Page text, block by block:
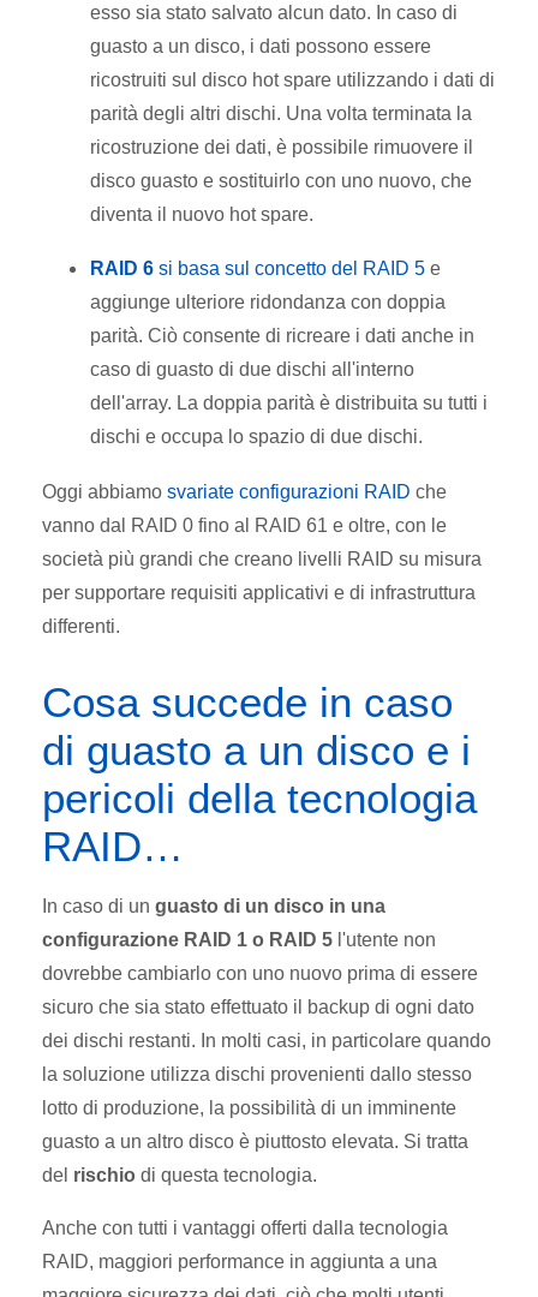
esso sia stato salvato alcun dato. In caso di
guasto a un disco, i dati possono essere
ricostruiti sul disco hot spare utilizzando i dati di
parità degli altri dischi. Una volta terminata la
ricostruzione dei dati, è possibile rimuovere il
disco guasto e sostituirlo con uno nuovo, che
diventa il nuovo hot spare.
RAID 6 si basa sul concetto del RAID 5 e
aggiunge ulteriore ridondanza con doppia
parità. Ciò consente di ricreare i dati anche in
caso di guasto di due dischi all'interno
dell'array. La doppia parità è distribuita su tutti i
dischi e occupa lo spazio di due dischi.
Oggi abbiamo svariate configurazioni RAID che
vanno dal RAID 0 fino al RAID 61 e oltre, con le
società più grandi che creano livelli RAID su misura
per supportare requisiti applicativi e di infrastruttura
differenti.
Cosa succede in caso
di guasto a un disco e i
pericoli della tecnologia
RAID…
In caso di un guasto di un disco in una
configurazione RAID 1 o RAID 5 l'utente non
dovrebbe cambiarlo con uno nuovo prima di essere
sicuro che sia stato effettuato il backup di ogni dato
dei dischi restanti. In molti casi, in particolare quando
la soluzione utilizza dischi provenienti dallo stesso
lotto di produzione, la possibilità di un imminente
guasto a un altro disco è piuttosto elevata. Si tratta
del rischio di questa tecnologia.
Anche con tutti i vantaggi offerti dalla tecnologia
RAID, maggiori performance in aggiunta a una